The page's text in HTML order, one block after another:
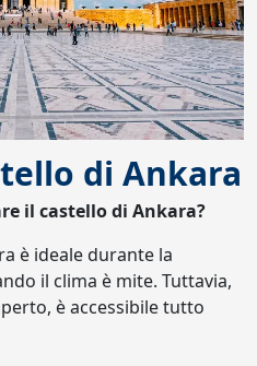
di Ankara
il castello di Ankara?
è ideale durante la
il clima è mite. Tuttavia,
è accessibile tutto